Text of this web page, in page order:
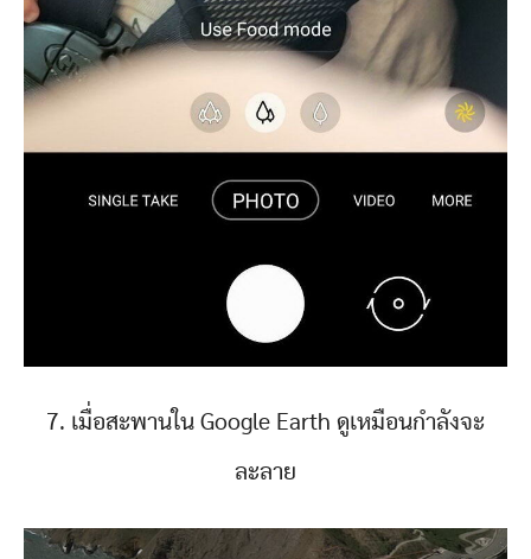
7. เมื่อสะพานใน Google Earth ดูเหมือนกำลังจะ
ละลาย